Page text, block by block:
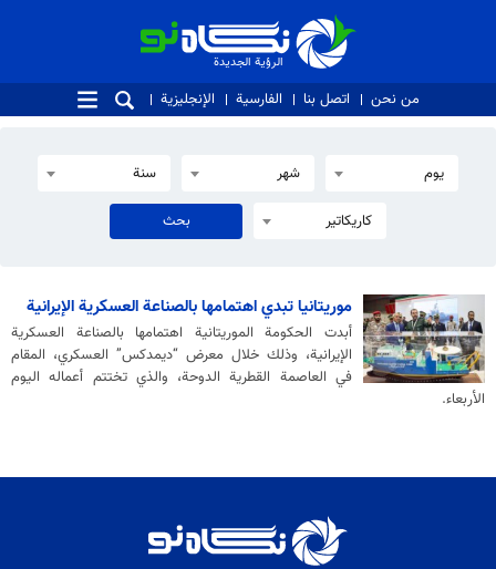
الرؤية الجديدة
الرؤية الجديدة
من نحن اتصل بنا الفارسية الإنجليزية
يوم شهر سنة
كاريكاتير
موريتانيا تبدي اهتمامها بالصناعة العسكرية الإيرانية
أبدت الحكومة الموريتانية اهتمامها بالصناعة العسكرية
الإيرانية، وذلك خلال معرض “ديمدكس” العسكري، المقام
في العاصمة القطرية الدوحة، والذي تختتم أعماله اليوم
الأربعاء.